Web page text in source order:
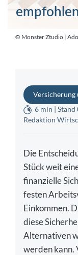
© Monster Ztudio |
Versicherung
6 min | Stand
Redaktion
Die
Stück weit
finanzielle
festen
Einkommen.
diese
Alternativen
werden kann.